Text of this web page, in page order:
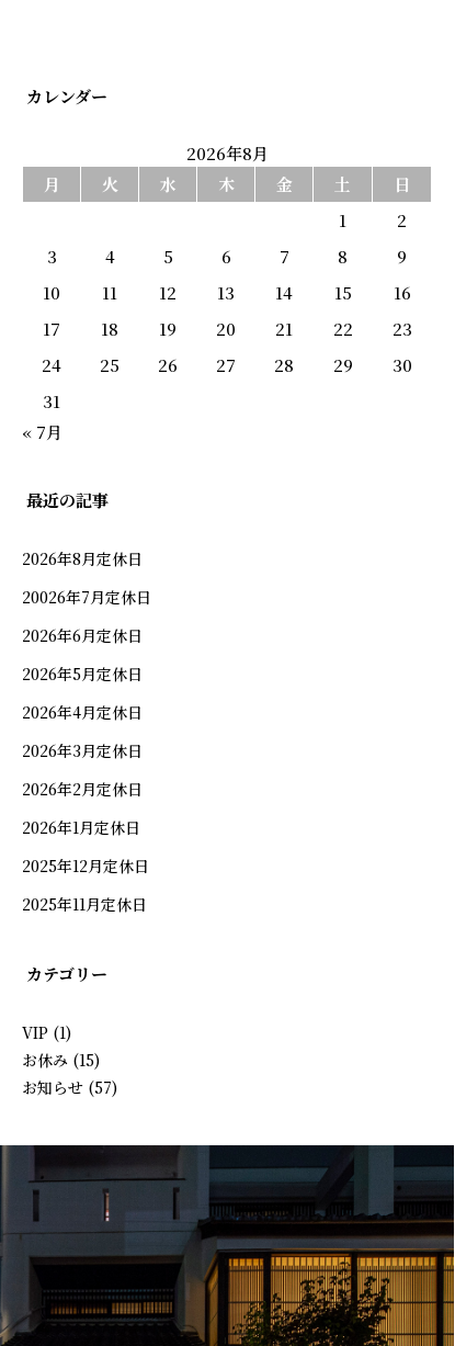
店舗情報
オンラインショップ
新着情報
カレンダー
2026年8月
月
火 水 木 金 土
日
1
2
3
4 5 6 7 8
9
10
11 12 13 14 15
16
17
18 19 20 21 22
23
24
25 26 27 28 29
30
31
« 7月
最近の記事
2026年8月定休日
20026年7月定休日
2026年6月定休日
2026年5月定休日
2026年4月定休日
2026年3月定休日
2026年2月定休日
2026年1月定休日
2025年12月定休日
2025年11月定休日
カテゴリー
VIP (1)
お休み (15)
お知らせ (57)